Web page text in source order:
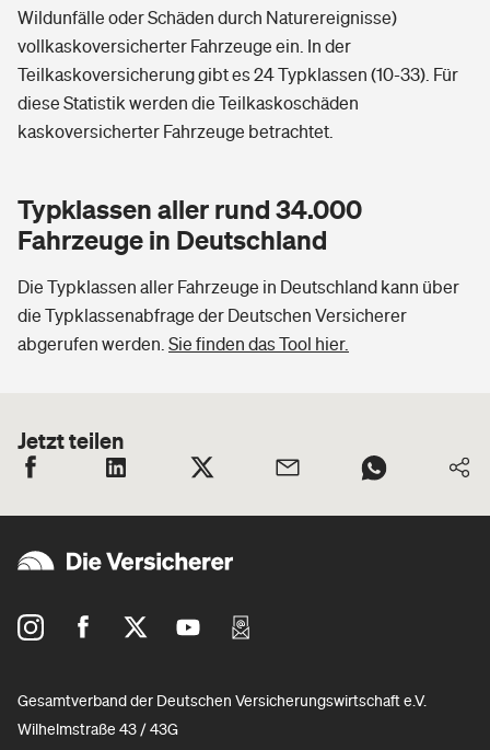
Wildunfälle oder Schäden durch Naturereignisse)
vollkaskoversicherter Fahrzeuge ein. In der
Teilkaskoversicherung gibt es 24 Typklassen (10-33). Für
diese Statistik werden die Teilkaskoschäden
kaskoversicherter Fahrzeuge betrachtet.
Typklassen aller rund 34.000
Fahrzeuge in Deutschland
Die Typklassen aller Fahrzeuge in Deutschland kann über
die Typklassenabfrage der Deutschen Versicherer
abgerufen werden. Sie finden das Tool hier.
Jetzt teilen
Gesamtverband der Deutschen Versicherungswirtschaft e.V.
Wilhelmstraße 43 / 43G